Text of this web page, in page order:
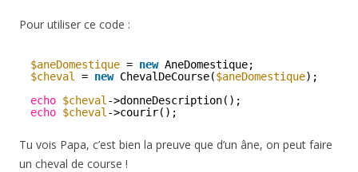
Pour utiliser ce code :
$aneDomestique = new AneDomestique;
$cheval
= new ChevalDeCourse($aneDomestique);
echo $cheval ->donneDescription();
echo $cheval ->courir();
Tu vois Papa, c’est bien la preuve que d’un âne, on peut faire
un cheval de course !